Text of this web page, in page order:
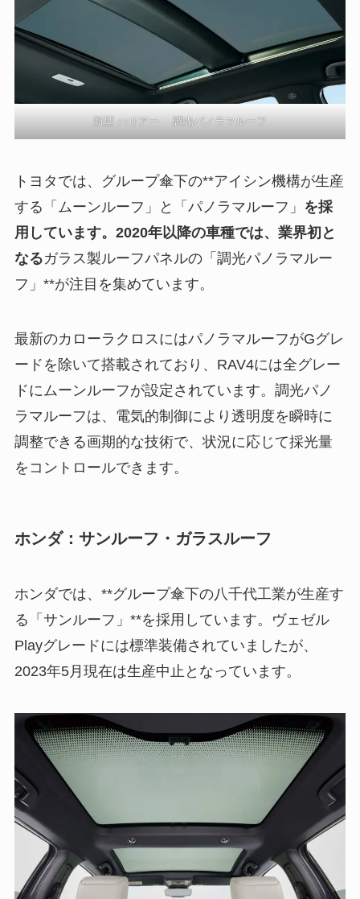
新型 ハリアー 調光パノラマルーフ
トヨタでは、グループ傘下の**アイシン機構が生産
する「ムーンルーフ」と「パノラマルーフ」 を採
用しています。2020年以降の車種では、業界初と
なるガラス製ルーフパネルの「調光パノラマルー
フ」**が注目を集めています。
最新のカローラクロスにはパノラマルーフがGグレ
ードを除いて搭載されており、RAV4には全グレー
ドにムーンルーフが設定されています。調光パノ
ラマルーフは、電気的制御により透明度を瞬時に
調整できる画期的な技術で、状況に応じて採光量
をコントロールできます。
ホンダ：サンルーフ・ガラスルーフ
ホンダでは、**グループ傘下の八千代工業が生産す
る「サンルーフ」**を採用しています。ヴェゼル
Playグレードには標準装備されていましたが、
2023年5月現在は生産中止となっています。